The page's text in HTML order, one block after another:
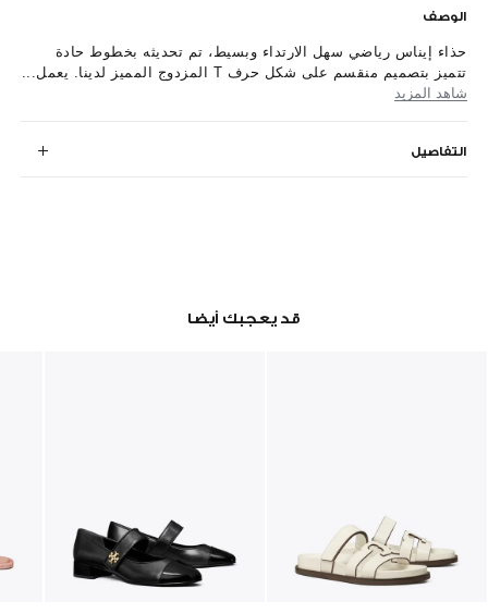
الوصف
حذاء إيناس رياضي سهل الارتداء وبسيط، تم تحديثه بخطوط حادة
تتميز بتصميم منقسم على شكل حرف T المزدوج المميز لدينا. يعمل...
شاهد المزيد
التفاصيل
قد يعجبك أيضا